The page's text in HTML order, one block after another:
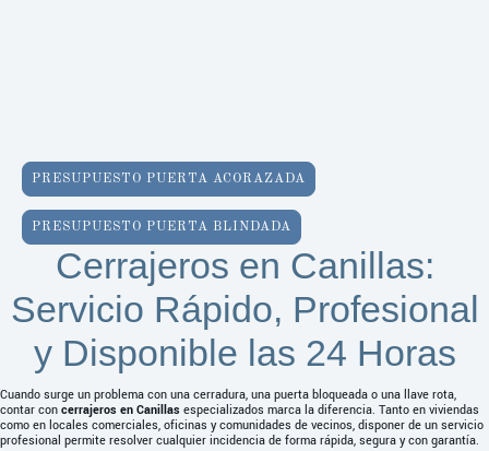
PRESUPUESTO PUERTA ACORAZADA
PRESUPUESTO PUERTA BLINDADA
Cerrajeros en Canillas:
Servicio Rápido, Profesional
y Disponible las 24 Horas
Cuando surge un problema con una cerradura, una puerta bloqueada o una llave rota,
contar con cerrajeros en Canillas especializados marca la diferencia. Tanto en viviendas
como en locales comerciales, oficinas y comunidades de vecinos, disponer de un servicio
profesional permite resolver cualquier incidencia de forma rápida, segura y con garantía.